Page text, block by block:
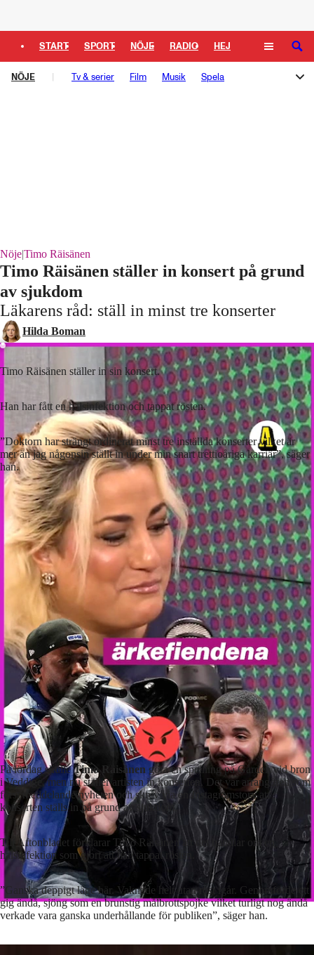
START SPORT NÖJE RADIO HEJ
TIPSA KULTUR LEDARE
SÖK
NÖJE Tv & serier Film Musik Spela
Nöje|Timo Räisänen
Timo Räisänen ställer in konsert på grund
av sjukdom
Läkarens råd: ställ in minst tre konserter
Hilda Boman
Timo Räisänen ställer in sin konsert.
Han har fått en halsinfektion och tappat rösten.
”Doktorn har strängt ordinerat minst tre inställda konserter vilket är
mer än jag någonsin ställt in under min snart trettioåriga karriär”, säger
han.
På lördag skulleTimo Räisänen göra en spelning på Gården vid bron
i Veddige, men nu ställer artisten in konserten. Det var arrangören som
först meddelande nyheten och skrev via en Instagramstory att
konserten ställs in på grund av sjukdom.
Till Aftonbladet förklarar Timo Räisänen att det handlar om en
halsinfektion som gjort att han tappat rösten.
”Ganska deppigt läge här. Vaknade helt utan röst igår. Genomförde ett
gig ändå, sjöng som en brunstig målbrottspojke vilket turligt nog ändå
verkade vara ganska underhållande för publiken”, säger han.